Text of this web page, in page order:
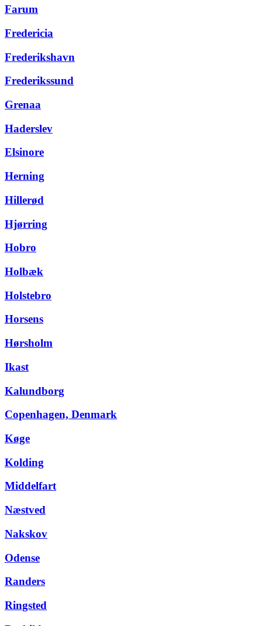
Farum
Fredericia
Frederikshavn
Frederikssund
Grenaa
Haderslev
Elsinore
Herning
Hillerød
Hjørring
Hobro
Holbæk
Holstebro
Horsens
Hørsholm
Ikast
Kalundborg
Copenhagen, Denmark
Køge
Kolding
Middelfart
Næstved
Nakskov
Odense
Randers
Ringsted